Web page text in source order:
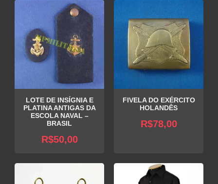
LOTE DE INSÍGNIA E
PLATINA ANTIGAS DA
ESCOLA NAVAL –
BRASIL
R$50,00
FIVELA DO EXÉRCITO
HOLANDÊS
R$78,00